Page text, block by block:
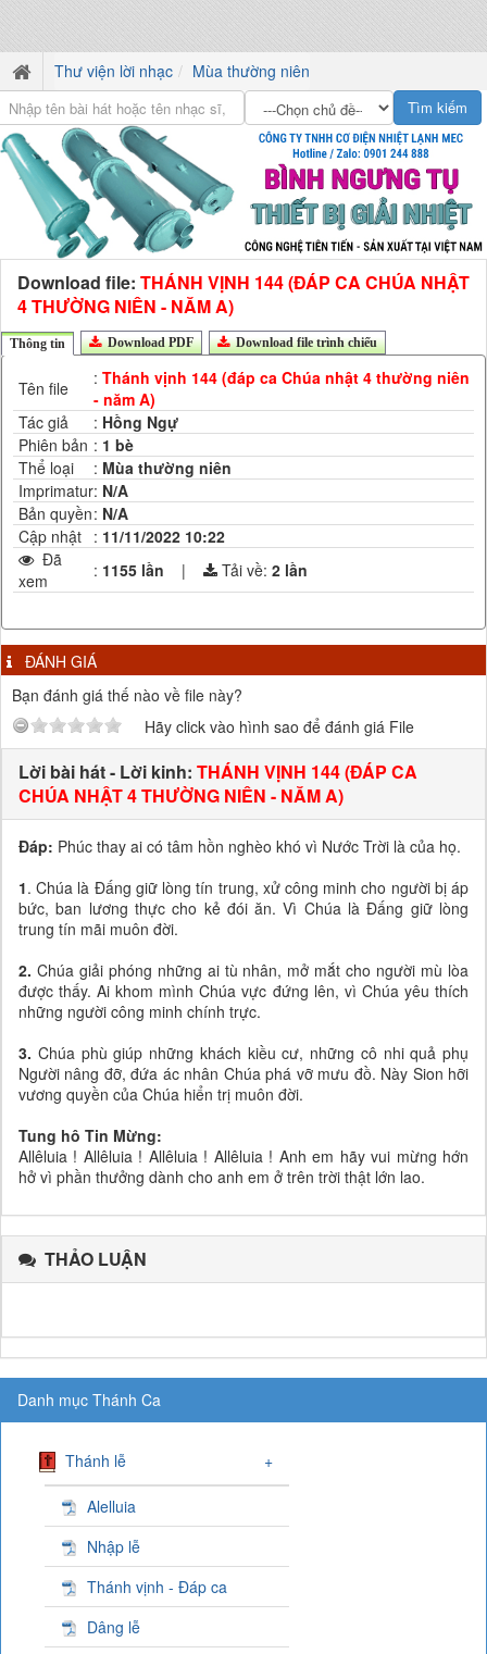
Thư viện lời nhạc Mùa thường niên
Download file: THÁNH VỊNH 144 (ĐÁP CA CHÚA NHẬT
4 THƯỜNG NIÊN - NĂM A)
Thông tin Download PDF Download file trình chiếu
Tên file : Thánh vịnh 144 (đáp ca Chúa nhật 4 thường niên
- năm A)
Tác giả
: Hồng Ngự
Phiên bản : 1 bè
Thể loại
: Mùa thường niên
Imprimatur: N/A
Bản quyền: N/A
Cập nhật : 11/11/2022 10:22
Đã
xem
: 1155 lần | Tải về: 2 lần
ĐÁNH GIÁ
Bạn đánh giá thế nào về file này?
Hãy click vào hình sao để đánh giá File
Lời bài hát - Lời kinh: THÁNH VỊNH 144 (ĐÁP CA
CHÚA NHẬT 4 THƯỜNG NIÊN - NĂM A)
Đáp: Phúc thay ai có tâm hồn nghèo khó vì Nước Trời là của họ.
1. Chúa là Đấng giữ lòng tín trung, xử công minh cho người bị áp
bức, ban lương thực cho kẻ đói ăn. Vì Chúa là Đấng giữ lòng
trung tín mãi muôn đời.
2. Chúa giải phóng những ai tù nhân, mở mắt cho người mù lòa
được thấy. Ai khom mình Chúa vực đứng lên, vì Chúa yêu thích
những người công minh chính trực.
3. Chúa phù giúp những khách kiều cư, những cô nhi quả phụ
Người nâng đỡ, đứa ác nhân Chúa phá vỡ mưu đồ. Này Sion hỡi
vương quyền của Chúa hiển trị muôn đời.
Tung hô Tin Mừng:
Allêluia ! Allêluia ! Allêluia ! Allêluia ! Anh em hãy vui mừng hớn
hở vì phần thưởng dành cho anh em ở trên trời thật lớn lao.
THẢO LUẬN
Danh mục Thánh Ca
Thánh lễ +
Alelluia
Nhập lễ
Thánh vịnh - Đáp ca
Dâng lễ